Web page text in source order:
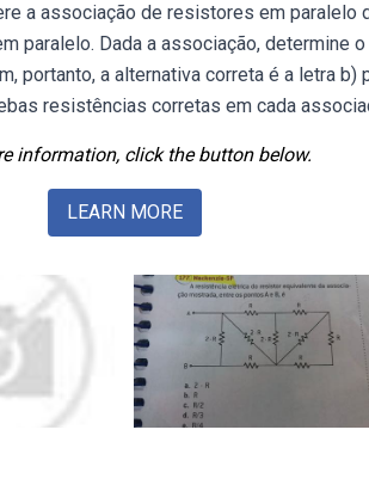
a associação de resistores em paralelo
paralelo. Dada a associação, determine
portanto, a alternativa correta é a letra
resistências corretas em cada
information, click the button below.
LEARN MORE